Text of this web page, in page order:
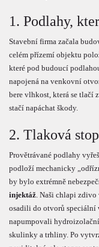
1. Podlahy,
Stavební firma začala
celém přízemí objektu
které pod budoucí
napojená na venkovní
bere vlhkost, která se tlačí
stačí napáchat škody.
2. Tlaková
Provětrávané podlahy
podloží mechanicky
by bylo extrémně
injektáž . Naši chlapi
osadili do otvorů speciální
napumpovali
skulinky a trhliny. Po